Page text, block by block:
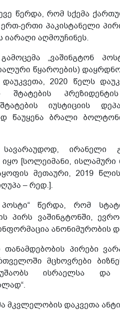
წერდა, რომ სქემა
ერთი პაკისტანელი
იარაღი აღმოუჩინეს.
„ვაშინგტონ
წყაროების)
2020 წელს
შტატების
იუსტიციის
წაუყენა ბრალი
სავარაუდოდ, ირანელი
იყო [სოლეიმანი,
მეთაური, 2019
– რედ.].
პოსტი“ წერდა, რომ
პირს ვაშინგტონში,
ანონიმურობის
თანამდებობის პირები
მცხოვრები
ისრაელსა და
მკვლელობის დაკვეთა